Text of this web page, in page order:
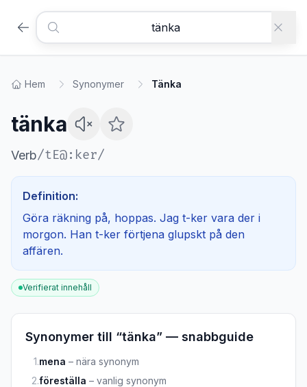
Hem Synonymer Tänka
tänka
Verb/tE@:ker/
Definition:
Göra räkning på, hoppas. Jag t-ker vara der i
morgon. Han t-ker förtjena glupskt på den
affären.
Verifierat innehåll
Synonymer till “tänka” — snabbguide
1.mena – nära synonym
2.föreställa – vanlig synonym